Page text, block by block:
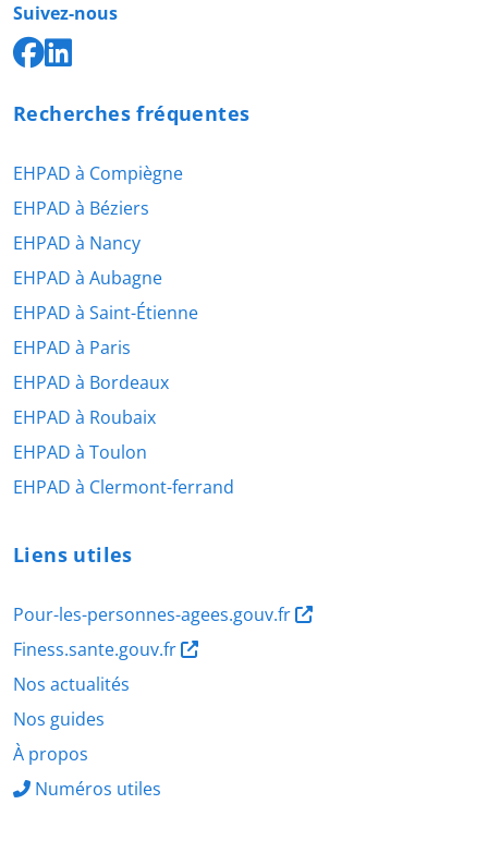
Suivez-nous
Recherches fréquentes
EHPAD à Compiègne
EHPAD à Béziers
EHPAD à Nancy
EHPAD à Aubagne
EHPAD à Saint-Étienne
EHPAD à Paris
EHPAD à Bordeaux
EHPAD à Roubaix
EHPAD à Toulon
EHPAD à Clermont-ferrand
Liens utiles
Pour-les-personnes-agees.gouv.fr
Finess.sante.gouv.fr
Nos actualités
Nos guides
À propos
Numéros utiles